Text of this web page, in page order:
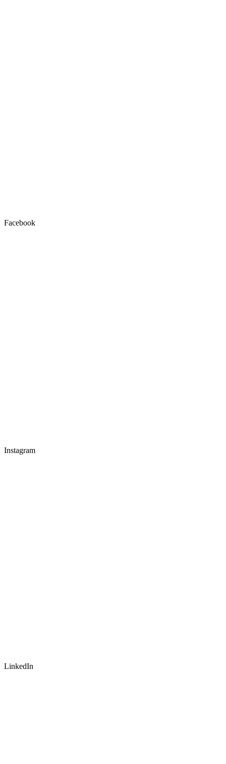
Facebook
Instagram
LinkedIn